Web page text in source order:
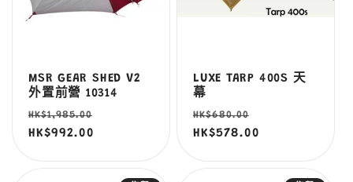
MSR GEAR SHED V2
外置前營 10314
定
價
HK$1,985.00
HK$992.00
LUXE TARP 400S 天
幕
定
價
HK$680.00
價
HK$578.00